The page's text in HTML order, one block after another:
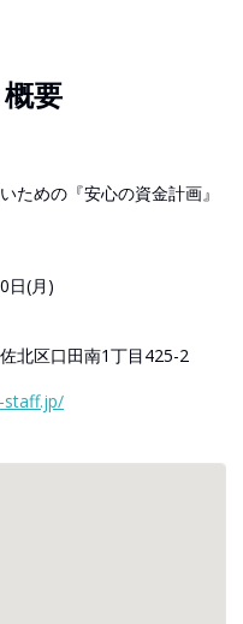
要
ための『安心の資金計画』
日(月)
北区口田南1丁目425-2
staff.jp/